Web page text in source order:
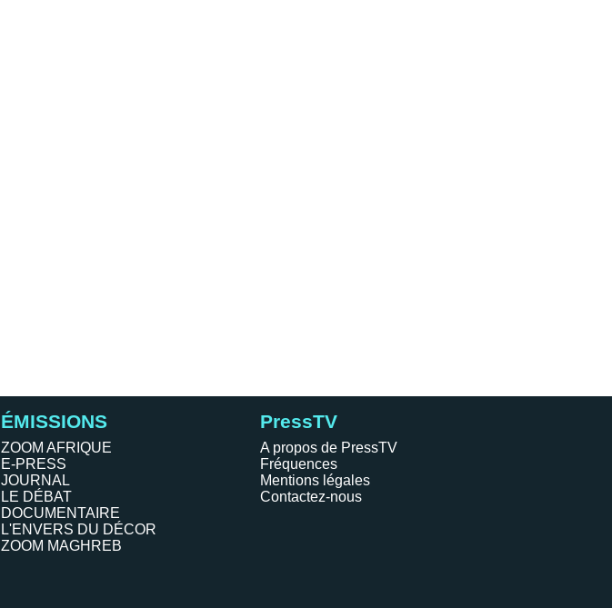
ÉMISSIONS
ZOOM AFRIQUE
E-PRESS
JOURNAL
LE DÉBAT
DOCUMENTAIRE
L'ENVERS DU DÉCOR
ZOOM MAGHREB
PressTV
A propos de PressTV
Fréquences
Mentions légales
Contactez-nous